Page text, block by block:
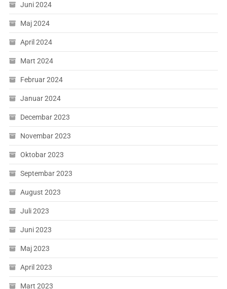
Juni 2024
Maj 2024
April 2024
Mart 2024
Februar 2024
Januar 2024
Decembar 2023
Novembar 2023
Oktobar 2023
Septembar 2023
August 2023
Juli 2023
Juni 2023
Maj 2023
April 2023
Mart 2023